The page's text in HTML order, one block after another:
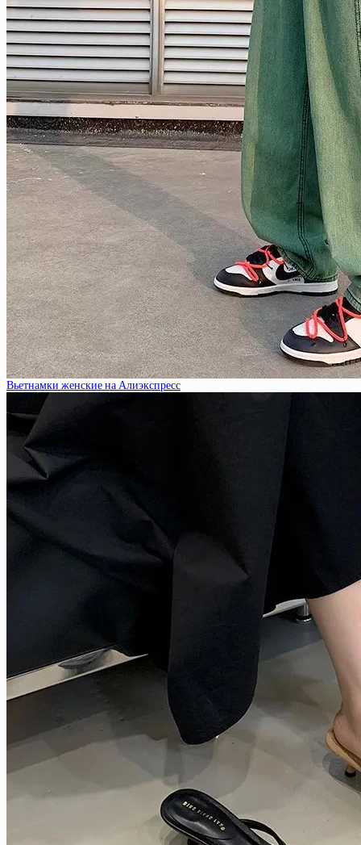
Вьетнамки женские на Алиэкспресс